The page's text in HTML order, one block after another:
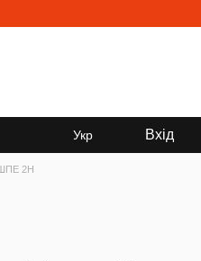
Укр Вхід
2Н